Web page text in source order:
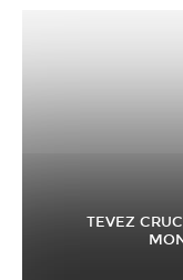
TEVEZ